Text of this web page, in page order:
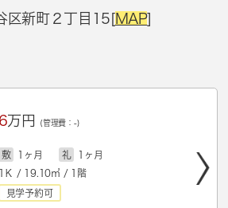
区新町２丁目15[MAP]
6万円 (管理費：-)
敷 1ヶ月 礼
1ヶ月
1Ｋ / 19.10㎡ / 1階
見学予約可